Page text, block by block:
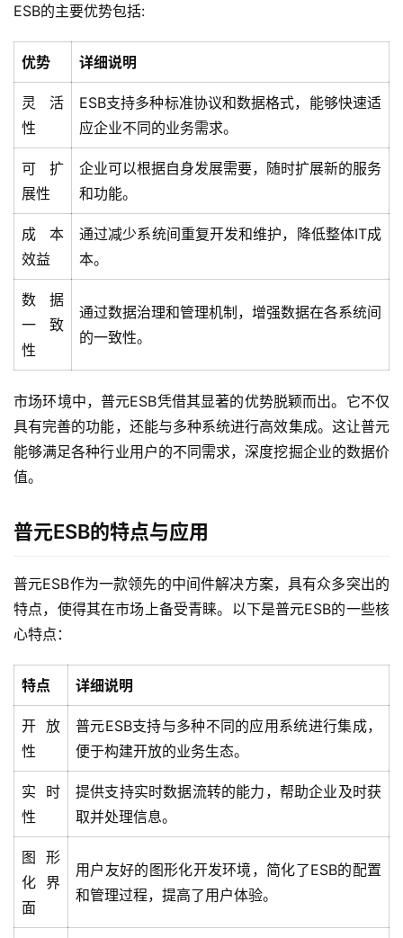
最
新
活
动
ESB的主要优势包括:
优势 详细说明
灵活
性
ESB支持多种标准协议和数据格式，能够快速适
应企业不同的业务需求。
可扩
展性
企业可以根据自身发展需要，随时扩展新的服务
和功能。
成本
效益
通过减少系统间重复开发和维护，降低整体IT成
本。
数据
一致
性
通过数据治理和管理机制，增强数据在各系统间
的一致性。
市场环境中，普元ESB凭借其显著的优势脱颖而出。它不仅
具有完善的功能，还能与多种系统进行高效集成。这让普元
能够满足各种行业用户的不同需求，深度挖掘企业的数据价
值。
普元ESB的特点与应用
普元ESB作为一款领先的中间件解决方案，具有众多突出的
特点，使得其在市场上备受青睐。以下是普元ESB的一些核
心特点：
特点 详细说明
开放
性
普元ESB支持与多种不同的应用系统进行集成，
便于构建开放的业务生态。
实时
性
提供支持实时数据流转的能力，帮助企业及时获
取并处理信息。
图形
化界
面
用户友好的图形化开发环境，简化了ESB的配置
和管理过程，提高了用户体验。